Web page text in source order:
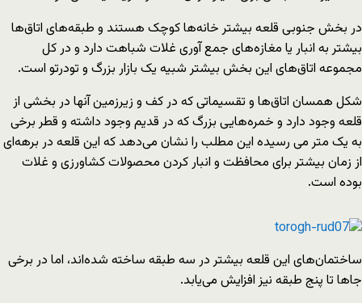
در بخش جنوبی قلعه بیشتر خانه‌ها کوچک هستند و طبقه‌های اتاق‌ها
بیشتر به انبار یا مغازه‌های جمع آوری غلات شباهت دارد و در کل
مجموعه اتاق‌های این بخش بیشتر شبیه یک بازار بزرگ و تودرتو است.
شکل همسان اتاق‌ها و تقسیماتی که در کف و زیرزمین آنها در بخشی از
قلعه وجود دارد و خمره‌هایی بزرگ که در قدیم وجود داشته و قطر برخی
به یک متر می رسیده این مطلب را نشان می‌دهد که این قلعه در برهه‌ای
از زمان بیشتر برای محافظت و انبار کردن محصولات کشاورزی و غلات
بوده است.
ساختمان‌های این قلعه بیشتر در سه طبقه ساخته شده‌اند، اما در برخی
جاها تا پنج طبقه نیز افزایش می‌یابد.